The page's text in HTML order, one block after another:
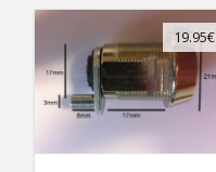
19.95€